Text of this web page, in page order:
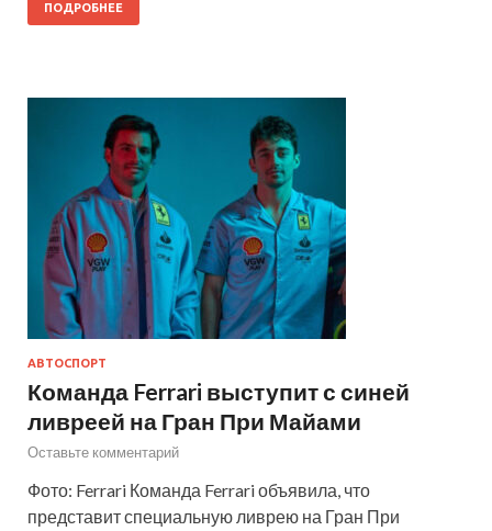
ПОДРОБНЕЕ
АВТОСПОРТ
Команда Ferrari выступит с синей
ливреей на Гран При Майами
Оставьте комментарий
Фото: Ferrari Команда Ferrari объявила, что
представит специальную ливрею на Гран При